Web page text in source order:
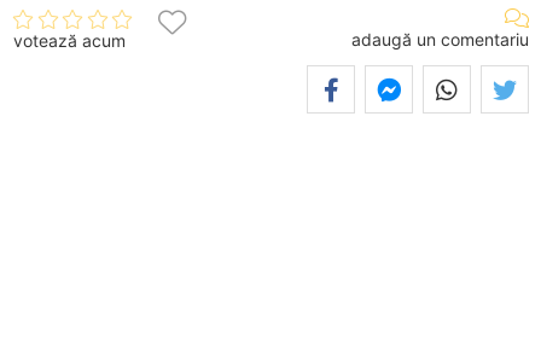
votează acum adaugă un comentariu